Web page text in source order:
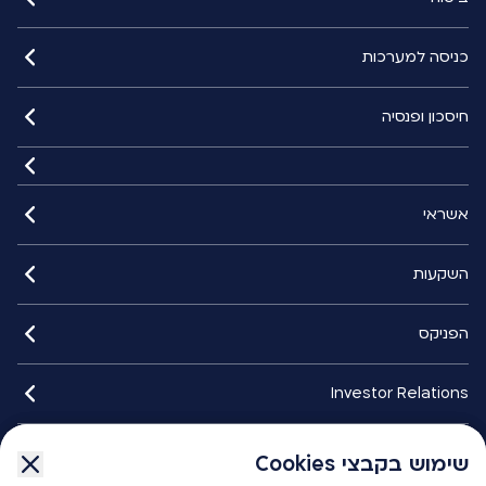
שימוש בקבצי Cookies
כניסה למערכות
חיסכון ופנסיה
אשראי
השקעות
הפניקס
Investor Relations
שימוש בקבצי Cookies